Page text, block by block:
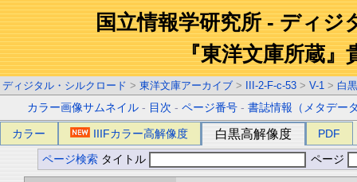
国立情報学研究所 - ディジ
『東洋文庫所蔵』
ディジタル・シルクロード > 東洋文庫アーカイブ > III-2-F-c-53 > V-1 > 白
カラー画像サムネイル - 目次 -ページ番号 -書誌情報（メタデー
カラー IIIFカラー高解像度 白黒高解像度 PDF
ページ検索 タイトル ページ